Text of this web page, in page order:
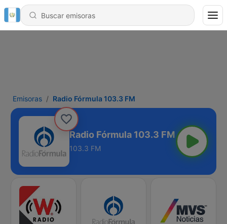
Emisoras Radio Fórmula 103.3 FM
Radio Fórmula 103.3 FM
103.3 FM